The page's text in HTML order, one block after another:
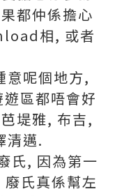
都仲係擔心
相, 或者
意呢個地方,
區都唔會好
堤雅, 布吉,
清邁.
氏, 因為第一
氏真係幫左